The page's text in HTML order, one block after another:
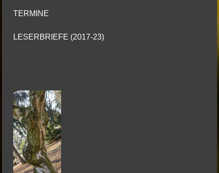
TERMINE
LESERBRIEFE (2017-23)